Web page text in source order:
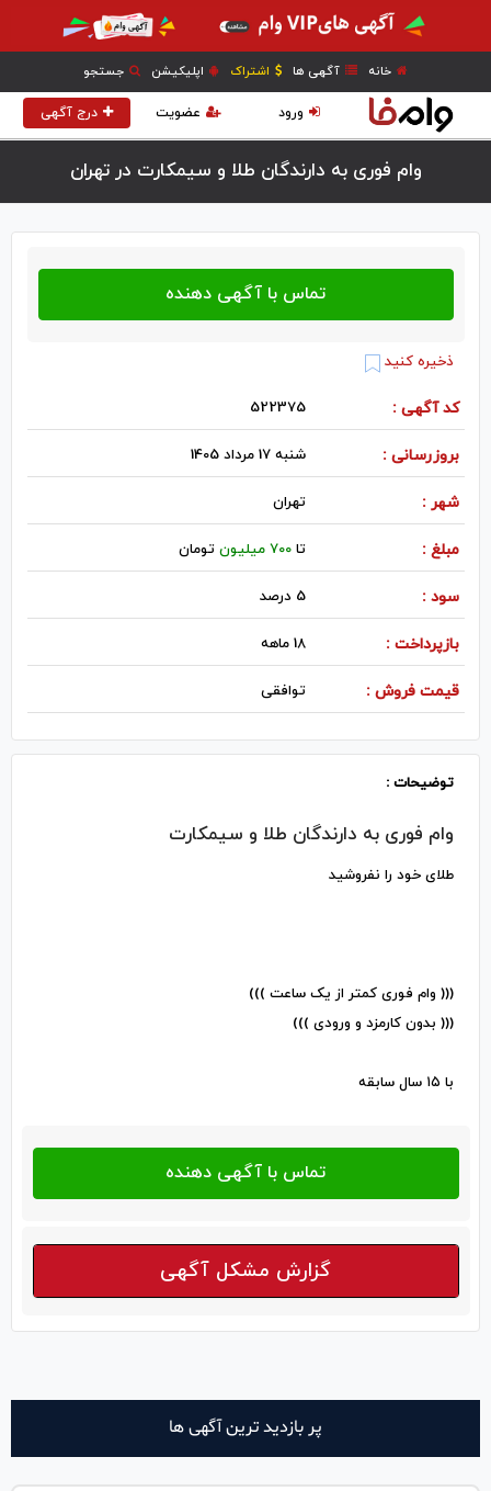
خانه آگهی ها اشتراک اپلیکیشن جستجو
درج آگهی عضویت ورود
وام فوری به دارندگان طلا و سیمکارت در تهران
ذخیره کنید
کد آگهی : 522375
بروزرسانی : شنبه 17 مرداد 1405
شهر : تهران
مبلغ : تا700 میلیون تومان
سود : 5 درصد
بازپرداخت : 18 ماهه
قیمت فروش : توافقی
توضیحات :
وام فوری به دارندگان طلا و سیمکارت
طلای خود را نفروشید
((( وام فوری کمتر از یک ساعت )))
((( بدون کارمزد و ورودی )))
با ۱۵ سال سابقه
گزارش مشکل آگهی
پر بازدید ترین آگهی ها